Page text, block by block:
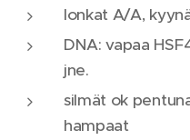
lonkat A/A,
DNA: vapaa
jne.
silmät ok
hampaat